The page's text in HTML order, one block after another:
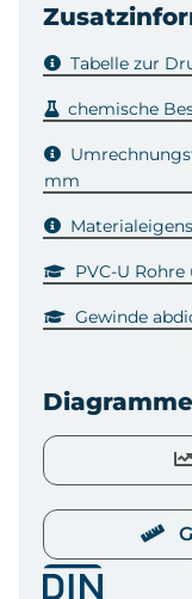
Tabelle zur
chemische
mm
PVC-U
Gewinde
Diagramme